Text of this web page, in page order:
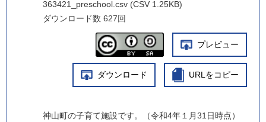
363421_preschool.csv (CSV 1.25KB)
ダウンロード数 627回
プレビュー
ダウンロード URLをコピー
神山町の子育て施設です。（令和4年１月31日時点）